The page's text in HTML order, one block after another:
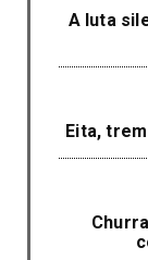
A luta
Eita,